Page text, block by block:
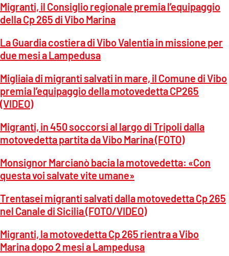
Migranti, il Consiglio regionale premia l’equipaggio
della Cp 265 di Vibo Marina
La Guardia costiera di Vibo Valentia in missione per
due mesi a Lampedusa
Migliaia di migranti salvati in mare, il Comune di Vibo
premia l’equipaggio della motovedetta CP265
(VIDEO)
Migranti, in 450 soccorsi al largo di Tripoli dalla
motovedetta partita da Vibo Marina (FOTO)
Monsignor Marcianò bacia la motovedetta: «Con
questa voi salvate vite umane»
Trentasei migranti salvati dalla motovedetta Cp 265
nel Canale di Sicilia (FOTO/VIDEO)
Migranti, la motovedetta Cp 265 rientra a Vibo
Marina dopo 2 mesi a Lampedusa